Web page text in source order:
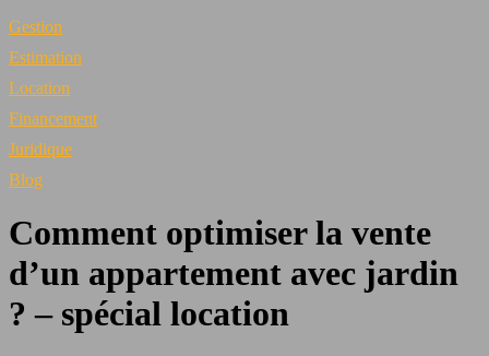
Gestion
Estimation
Location
Financement
Juridique
Blog
Comment optimiser la vente
d’un appartement avec jardin
? – spécial location